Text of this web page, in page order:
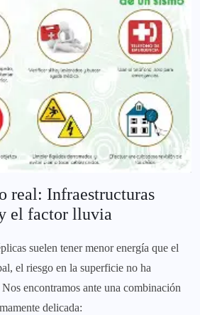
real: Infraestructuras
el factor lluvia
suelen tener menor energía que el
el riesgo en la superficie no ha
encontramos ante una combinación
delicada: